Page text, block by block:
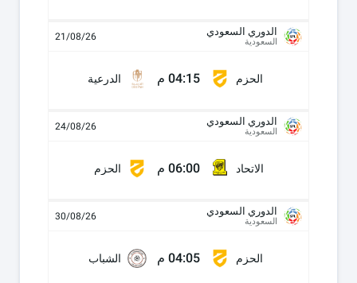
الدوري السعودي
السعودية 21/08/26
الحزم 04:15 م الدرعية
الدوري السعودي
السعودية 24/08/26
الاتحاد 06:00 م الحزم
الدوري السعودي
السعودية 30/08/26
الحزم 04:05 م الشباب